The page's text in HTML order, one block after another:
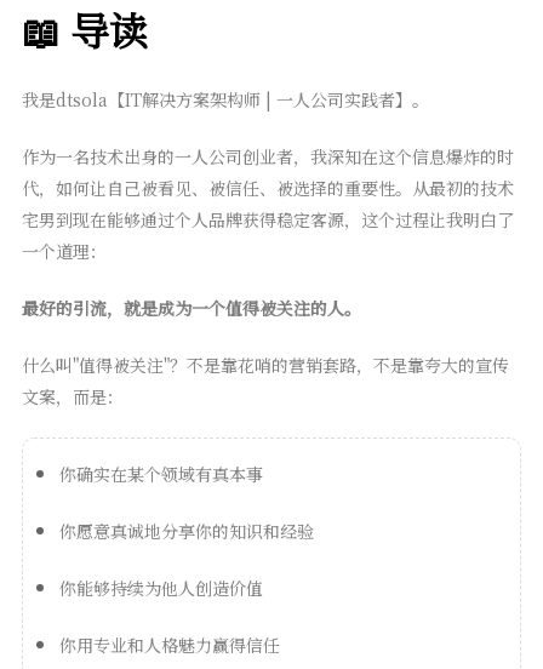
📖 导读
我是dtsola【IT解决方案架构师 | 一人公司实践者】。
作为一名技术出身的一人公司创业者，我深知在这个信息爆炸的时
代，如何让自己被看见、被信任、被选择的重要性。从最初的技术
宅男到现在能够通过个人品牌获得稳定客源，这个过程让我明白了
一个道理：
最好的引流，就是成为一个值得被关注的人。
什么叫"值得被关注"？不是靠花哨的营销套路，不是靠夸大的宣传
文案，而是：
你确实在某个领域有真本事
你愿意真诚地分享你的知识和经验
你能够持续为他人创造价值
你用专业和人格魅力赢得信任